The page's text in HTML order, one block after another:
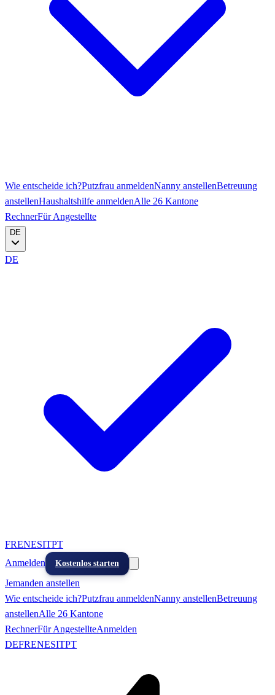
Wie entscheide ich?Putzfrau anmeldenNanny anstellenBetreuung
anstellenHaushaltshilfe anmeldenAlle 26 Kantone
RechnerFür Angestellte
DE
DE
FRENESITPT
Anmelden
Kostenlos starten
Jemanden anstellen
Wie entscheide ich?Putzfrau anmeldenNanny anstellenBetreuung
anstellenAlle 26 Kantone
RechnerFür AngestellteAnmelden
DEFRENESITPT